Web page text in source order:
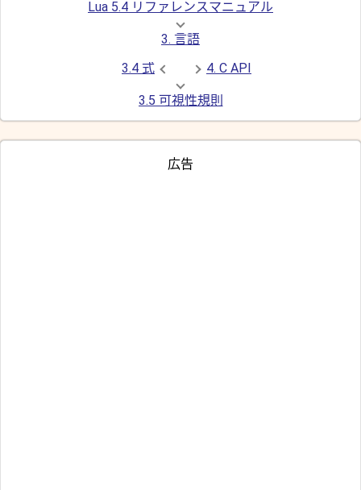
Lua 5.4 リファレンスマニュアル
3. 言語
3.4 式
4. C API
3.5 可視性規則
広告